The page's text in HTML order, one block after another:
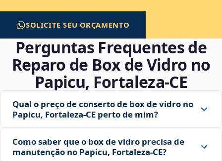
SOLICITE SEU ORÇAMENTO
Perguntas Frequentes de
Reparo de Box de Vidro no
Papicu, Fortaleza‑CE
Qual o preço de conserto de box de vidro no
Papicu, Fortaleza‑CE perto de mim?
Como saber que o box de vidro precisa de
manutenção no Papicu, Fortaleza‑CE?